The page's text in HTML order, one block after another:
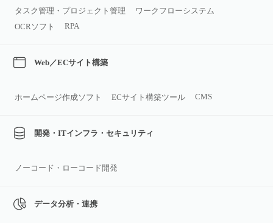
タスク管理・プロジェクト管理
ワークフローシステム
OCRソフト
RPA
Web／ECサイト構築
ホームページ作成ソフト ECサイト構築ツール CMS
開発・ITインフラ・セキュリティ
ノーコード・ローコード開発
データ分析・連携